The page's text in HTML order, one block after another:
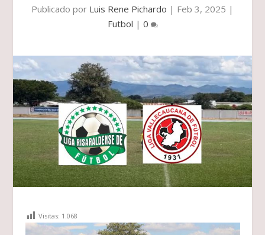
Publicado por Luis Rene Pichardo | Feb 3, 2025 |
Futbol | 0
Visitas: 1.068